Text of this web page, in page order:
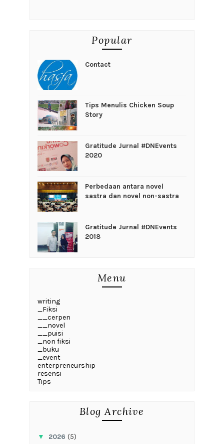
Popular
Contact
Tips Menulis Chicken Soup
Story
Gratitude Jurnal #DNEvents
2020
Perbedaan antara novel
sastra dan novel non-sastra
Gratitude Jurnal #DNEvents
2018
Menu
writing
_Fiksi
__cerpen
__novel
__puisi
_non fiksi
_buku
_event
enterpreneurship
resensi
Tips
Blog Archive
▼ 2026 (5)